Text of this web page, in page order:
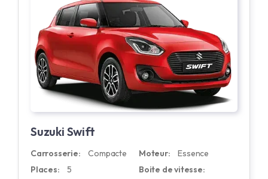
Suzuki Swift
Carrosserie:
Compacte
Places:
5
Moteur:
Essence
Boite de vitesse: